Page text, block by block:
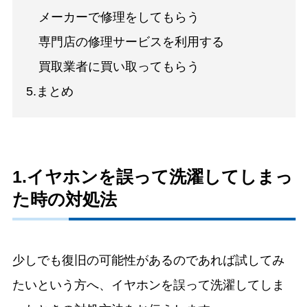
メーカーで修理をしてもらう
専門店の修理サービスを利用する
買取業者に買い取ってもらう
5.まとめ
1.イヤホンを誤って洗濯してしまっ
た時の対処法
少しでも復旧の可能性があるのであれば試してみ
たいという方へ、イヤホンを誤って洗濯してしま